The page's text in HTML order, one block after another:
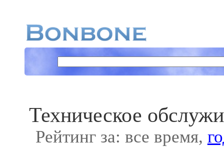
Техническое
Рейтинг за: все время,